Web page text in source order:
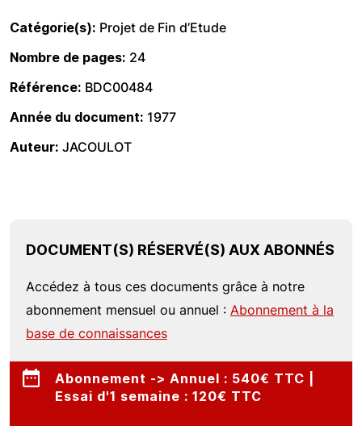
Catégorie(s) Projet de Fin d’Etude
Nombre de pages 24
Référence BDC00484
Année du document 1977
Auteur JACOULOT
DOCUMENT(S) RÉSERVÉ(S) AUX ABONNÉS
Accédez à tous ces documents grâce à notre
abonnement mensuel ou annuel : Abonnement à la
base de connaissances
Abonnement -> Annuel : 540€ TTC |
Essai d'1 semaine : 120€ TTC